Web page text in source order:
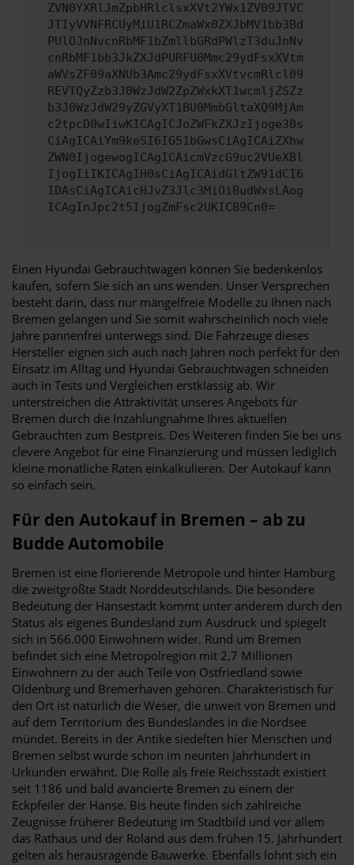
ZVN0YXRlJmZpbHRlclsxXVt2YWx1ZV09JTVC
JTIyVVNFRCUyMiU1RCZmaWx0ZXJbMV1bb3Bd
PUlOJnNvcnRbMF1bZmllbGRdPWlzT3duJnNv
cnRbMF1bb3JkZXJdPURFU0Mmc29ydFsxXVtm
aWVsZF09aXNUb3Amc29ydFsxXVtvcmRlcl09
REVTQyZzb3J0WzJdW2ZpZWxkXT1wcmljZSZz
b3J0WzJdW29yZGVyXT1BU0MmbGltaXQ9MjAm
c2tpcD0wIiwKICAgICJoZWFkZXJzIjoge30s
CiAgICAiYm9keSI6IG51bGwsCiAgICAiZXhw
ZWN0IjogewogICAgICAicmVzcG9uc2VUeXBl
IjogIiIKICAgIH0sCiAgICAidGltZW91dCI6
IDAsCiAgICAicHJvZ3Jlc3MiOiBudWxsLAog
ICAgInJpc2t5IjogZmFsc2UKICB9Cn0=
Einen Hyundai Gebrauchtwagen können Sie bedenkenlos
kaufen, sofern Sie sich an uns wenden. Unser Versprechen
besteht darin, dass nur mängelfreie Modelle zu Ihnen nach
Bremen gelangen und Sie somit wahrscheinlich noch viele
Jahre pannenfrei unterwegs sind. Die Fahrzeuge dieses
Hersteller eignen sich auch nach Jahren noch perfekt für den
Einsatz im Alltag und Hyundai Gebrauchtwagen schneiden
auch in Tests und Vergleichen erstklassig ab. Wir
unterstreichen die Attraktivität unseres Angebots für
Bremen durch die Inzahlungnahme Ihres aktuellen
Gebrauchten zum Bestpreis. Des Weiteren finden Sie bei uns
clevere Angebot für eine Finanzierung und müssen lediglich
kleine monatliche Raten einkalkulieren. Der Autokauf kann
so einfach sein.
Für den Autokauf in Bremen – ab zu
Budde Automobile
Bremen ist eine florierende Metropole und hinter Hamburg
die zweitgrößte Stadt Norddeutschlands. Die besondere
Bedeutung der Hansestadt kommt unter anderem durch den
Status als eigenes Bundesland zum Ausdruck und spiegelt
sich in 566.000 Einwohnern wider. Rund um Bremen
befindet sich eine Metropolregion mit 2,7 Millionen
Einwohnern zu der auch Teile von Ostfriedland sowie
Oldenburg und Bremerhaven gehören. Charakteristisch für
den Ort ist natürlich die Weser, die unweit von Bremen und
auf dem Territorium des Bundeslandes in die Nordsee
mündet. Bereits in der Antike siedelten hier Menschen und
Bremen selbst wurde schon im neunten Jahrhundert in
Urkunden erwähnt. Die Rolle als freie Reichsstadt existiert
seit 1186 und bald avancierte Bremen zu einem der
Eckpfeiler der Hanse. Bis heute finden sich zahlreiche
Zeugnisse früherer Bedeutung im Stadtbild und vor allem
das Rathaus und der Roland aus dem frühen 15. Jahrhundert
gelten als herausragende Bauwerke. Ebenfalls lohnt sich ein